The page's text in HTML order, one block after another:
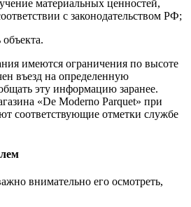
материальных ценностей,
с законодательством РФ;
имеются ограничения по высоте
въезд на определенную
эту информацию заранее.
«De Moderno Parquet» при
соответствующие отметки службе
внимательно его осмотреть,